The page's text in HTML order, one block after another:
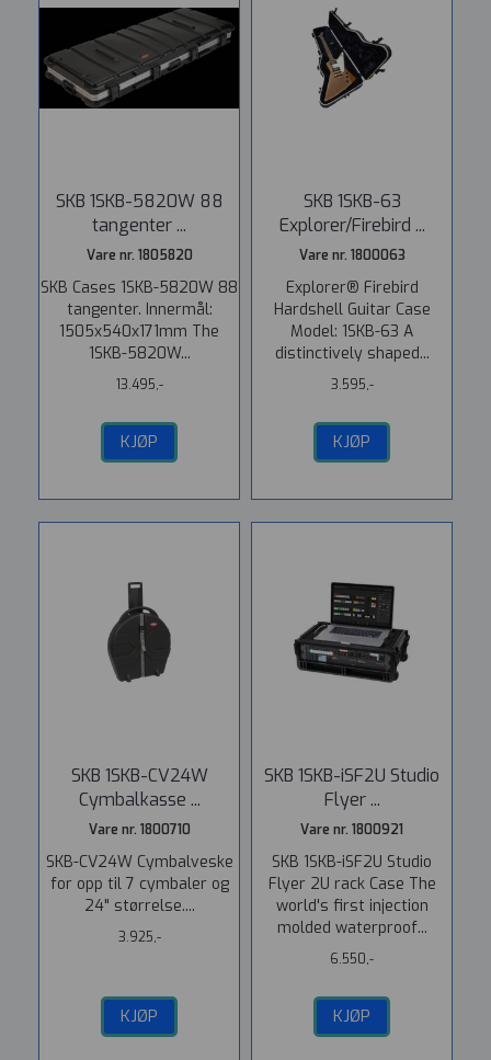
SKB 1SKB-5820W 88
tangenter ...
Vare nr. 1805820
SKB Cases 1SKB-5820W 88
tangenter. Innermål:
1505x540x171mm The
1SKB-5820W...
13.495,-
KJØP
SKB 1SKB-63
Explorer/Firebird ...
Vare nr. 1800063
Explorer® Firebird
Hardshell Guitar Case
Model: 1SKB-63 A
distinctively shaped...
3.595,-
KJØP
SKB 1SKB-CV24W
Cymbalkasse ...
Vare nr. 1800710
SKB-CV24W Cymbalveske
for opp til 7 cymbaler og
24" størrelse....
3.925,-
KJØP
SKB 1SKB-iSF2U Studio
Flyer ...
Vare nr. 1800921
SKB 1SKB-iSF2U Studio
Flyer 2U rack Case The
world's first injection
molded waterproof...
6.550,-
KJØP